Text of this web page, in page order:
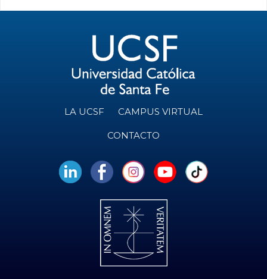
LA UCSF CAMPUS VIRTUAL
CONTACTO